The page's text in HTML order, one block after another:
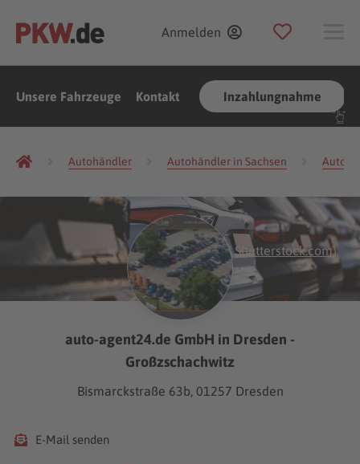
Anmelden
Unsere Fahrzeuge Kontakt Inzahlungnahme
Autohändler Autohändler in Sachsen
(Foto:alexfan32/Shutterstock.com)
auto-agent24.de GmbH in Dresden -
Großzschachwitz
Bismarckstraße 63b, 01257 Dresden
E-Mail senden